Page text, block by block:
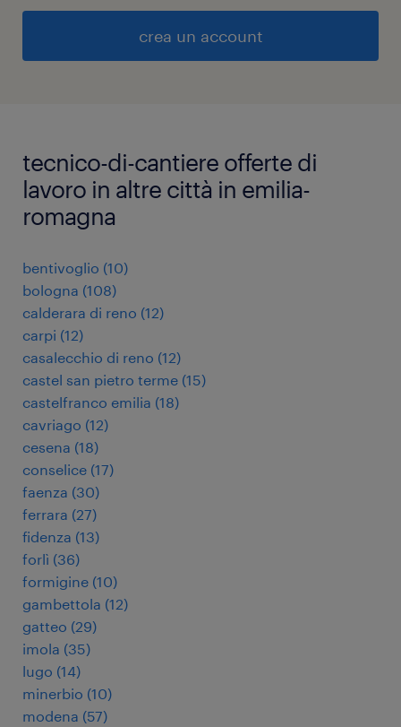
crea un account
tecnico-di-cantiere offerte di
lavoro in altre città in emilia-
romagna
bentivoglio (10)
bologna (108)
calderara di reno (12)
carpi (12)
casalecchio di reno (12)
castel san pietro terme (15)
castelfranco emilia (18)
cavriago (12)
cesena (18)
conselice (17)
faenza (30)
ferrara (27)
fidenza (13)
forlì (36)
formigine (10)
gambettola (12)
gatteo (29)
imola (35)
lugo (14)
minerbio (10)
modena (57)